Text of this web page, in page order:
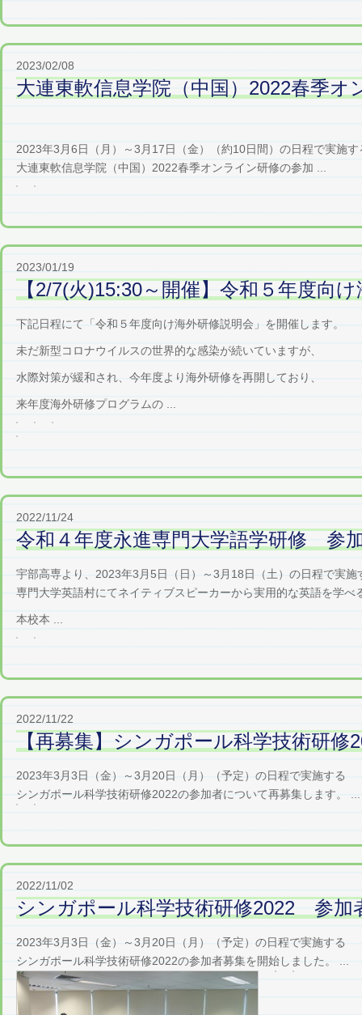
2023/02/08
大連東軟信息学院（中国）2022春季
2023年3月6日（月）～3月17日（金）（約10日間）の日
大連東軟信息学院（中国）2022春季オンライン研修の参加 ...
2023/01/19
【2/7(火)15:30～開催】令和５年度向
下記日程にて「令和５年度向け海外研修説明会」を開催します。
未だ新型コロナウイルスの世界的な感染が続いていますが、
水際対策が緩和され、今年度より海外研修を再開しており、
来年度海外研修プログラムの ...
2022/11/24
令和４年度永進専門大学語学研修 参
宇部高専より、2023年3月5日（日）～3月18日（土）の日程で実
専門大学英語村にてネイティブスピーカーから実用的な英語を学べ
本校本 ...
2022/11/22
【再募集】シンガポール科学技術研修
2023年3月3日（金）～3月20日（月）（予定）の日程で実施する
シンガポール科学技術研修2022の参加者について再募集します。 ...
2022/11/02
シンガポール科学技術研修2022 参加
2023年3月3日（金）～3月20日（月）（予定）の日程で実施する
シンガポール科学技術研修2022の参加者募集を開始しました。 ...